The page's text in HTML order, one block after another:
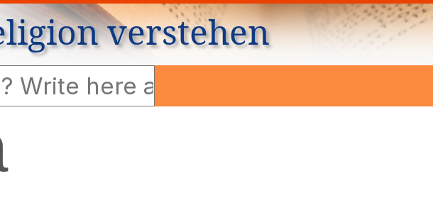
verstehen